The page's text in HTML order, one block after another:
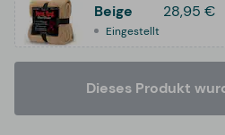
Beige 28,95 €
Eingestellt
Dieses Produkt